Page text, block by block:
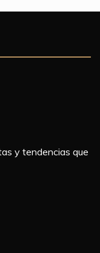
y tendencias que